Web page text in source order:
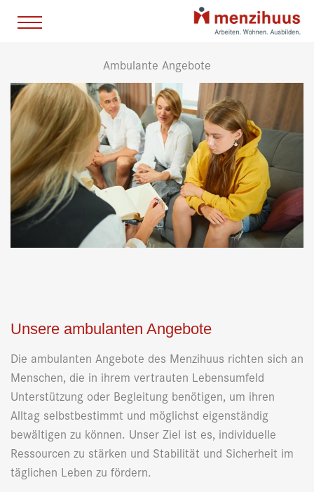
Ambulante Angebote
Unsere ambulanten Angebote
Die ambulanten Angebote des Menzihuus richten sich an
Menschen, die in ihrem vertrauten Lebensumfeld
Unterstützung oder Begleitung benötigen, um ihren
Alltag selbstbestimmt und möglichst eigenständig
bewältigen zu können. Unser Ziel ist es, individuelle
Ressourcen zu stärken und Stabilität und Sicherheit im
täglichen Leben zu fördern.